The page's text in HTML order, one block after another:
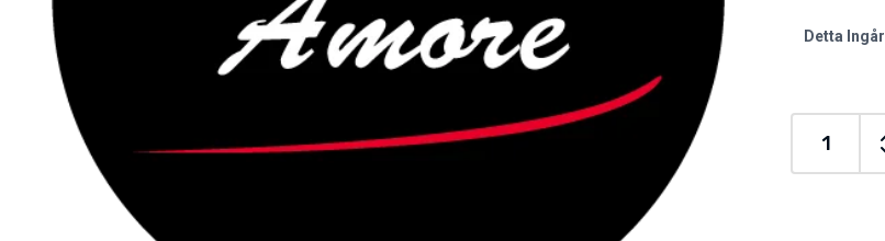
Detta Ingår
Calzone